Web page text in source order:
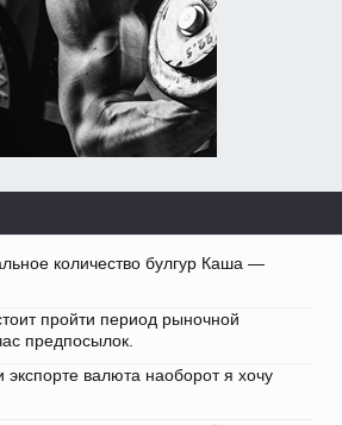
количество булгур Каша —
пройти период рыночной
предпосылок.
валюта наоборот я хочу